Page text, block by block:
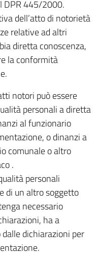
DPR 445/2000.
dell’atto di notorietà
relative ad altri
diretta conoscenza,
la conformità
notori può essere
personali a diretta
al funzionario
o dinanzi a
comunale o altro
.
personali
di un altro soggetto
necessario
ha a
dichiarazioni per